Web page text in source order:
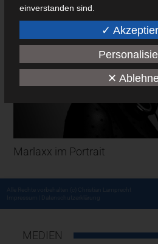
Marlaxx im Portrait
MEDIEN
einverstanden sind.
✓
✕